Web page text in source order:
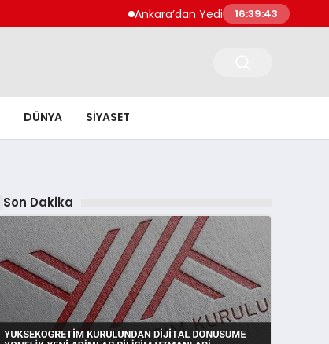
Ankara’dan Yedi Ayda Rekor İhracat 10,8
16:39:44
DÜNYA SIYASET
Son Dakika